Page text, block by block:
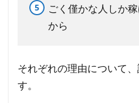
理由
②メ
負荷
ごく僅かな人しか
から
それぞれの理由について
す。